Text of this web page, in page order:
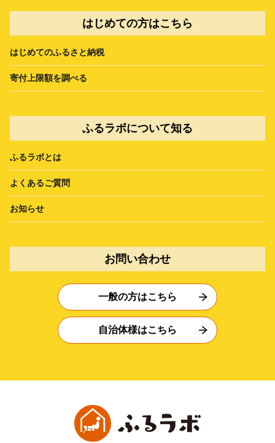
はじめての方はこちら
はじめてのふるさと納税
寄付上限額を調べる
ふるラボについて知る
ふるラボとは
よくあるご質問
お知らせ
お問い合わせ
一般の方はこちら
自治体様はこちら